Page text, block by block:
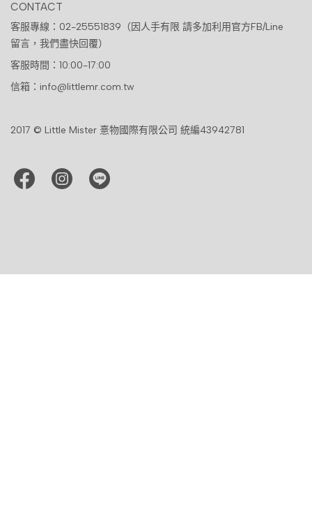
CONTACT
客服專線：02-25551839（因人手有限 請多加利用官方FB/Line
留言，我們盡快回覆）
客服時間：10:00-17:00
信箱：info@littlemr.com.tw
2017 © Little Mister 憙物國際有限公司 統編43942781